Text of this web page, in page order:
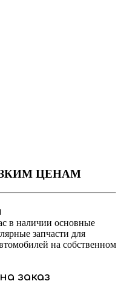
ЦЕНАМ
в наличии основные
запчасти для
на собственном
заказ